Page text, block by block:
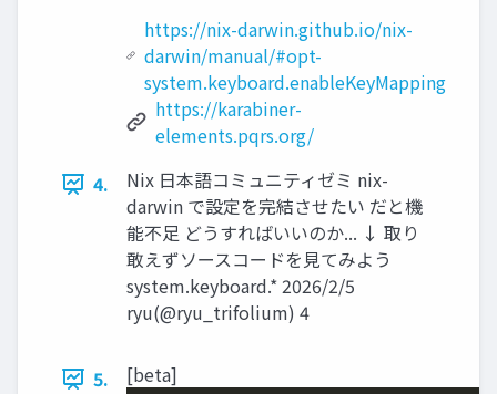
https://nix-darwin.github.io/nix-
darwin/manual/#opt-
system.keyboard.enableKeyMapping
https://karabiner-
elements.pqrs.org/
4.
Nix 日本語コミュニティゼミ nix-
darwin で設定を完結させたい だと機
能不足 どうすればいいのか... ↓ 取り
敢えずソースコードを見てみよう
system.keyboard.* 2026/2/5
ryu(@ryu_trifolium) 4
5. [beta]